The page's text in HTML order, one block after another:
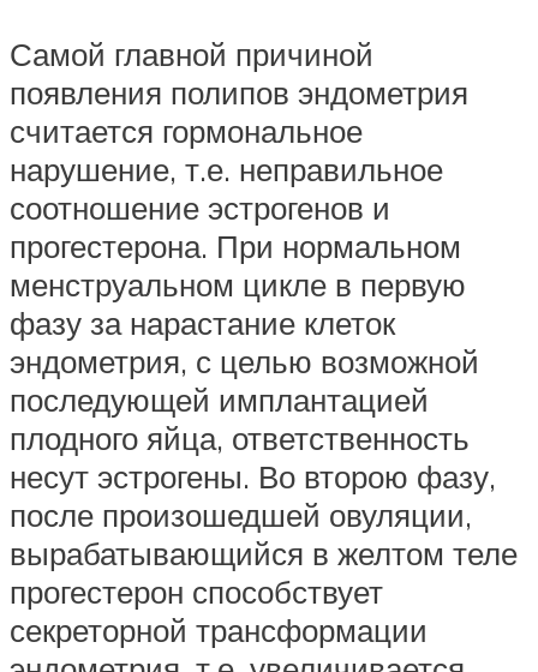
Самой главной причиной
появления полипов эндометрия
считается гормональное
нарушение, т.е. неправильное
соотношение эстрогенов и
прогестерона. При нормальном
менструальном цикле в первую
фазу за нарастание клеток
эндометрия, с целью возможной
последующей имплантацией
плодного яйца, ответственность
несут эстрогены. Во второю фазу,
после произошедшей овуляции,
вырабатывающийся в желтом теле
прогестерон способствует
секреторной трансформации